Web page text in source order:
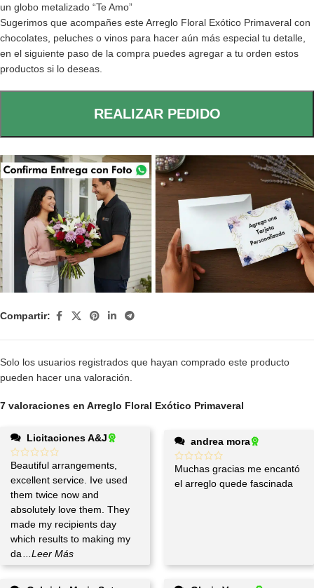
un globo metalizado “Te Amo”
Sugerimos que acompañes este Arreglo Floral Exótico Primaveral con
chocolates, peluches o vinos para hacer aún más especial tu detalle,
en el siguiente paso de la compra puedes agregar a tu orden estos
productos si lo deseas.
REALIZAR PEDIDO
Compartir:
7 valoraciones en Arreglo Floral Exótico Primaveral
Licitaciones A&J
Beautiful arrangements,
excellent service. Ive used
them twice now and
absolutely love them. They
made my recipients day
which results to making my
da
...Leer Más
andrea mora
Muchas gracias me encantó
el arreglo quede fascinada
Solo los usuarios registrados que hayan comprado este producto
pueden hacer una valoración.